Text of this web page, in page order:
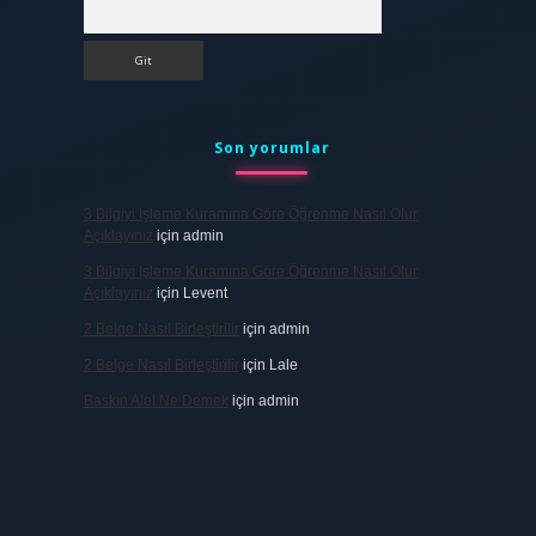
Son yorumlar
3 Bilgiyi Işleme Kuramına Göre Öğrenme Nasıl Olur
Açıklayınız için admin
3 Bilgiyi Işleme Kuramına Göre Öğrenme Nasıl Olur
Açıklayınız için Levent
2 Belge Nasıl Birleştirilir için admin
2 Belge Nasıl Birleştirilir için Lale
Baskın Alel Ne Demek için admin